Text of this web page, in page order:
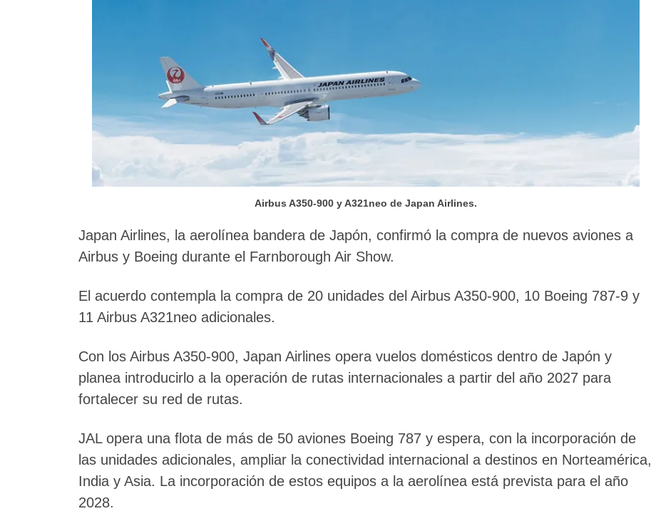
Airbus A350-900 y A321neo de Japan Airlines.
Japan Airlines, la aerolínea bandera de Japón, confirmó la compra de nuevos aviones a
Airbus y Boeing durante el Farnborough Air Show.
El acuerdo contempla la compra de 20 unidades del Airbus A350-900, 10 Boeing 787-9 y
11 Airbus A321neo adicionales.
Con los Airbus A350-900, Japan Airlines opera vuelos domésticos dentro de Japón y
planea introducirlo a la operación de rutas internacionales a partir del año 2027 para
fortalecer su red de rutas.
JAL opera una flota de más de 50 aviones Boeing 787 y espera, con la incorporación de
las unidades adicionales, ampliar la conectividad internacional a destinos en Norteamérica,
India y Asia. La incorporación de estos equipos a la aerolínea está prevista para el año
2028.